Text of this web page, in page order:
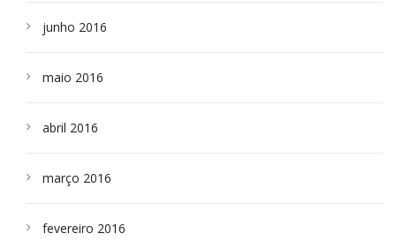
junho 2016
maio 2016
abril 2016
março 2016
fevereiro 2016